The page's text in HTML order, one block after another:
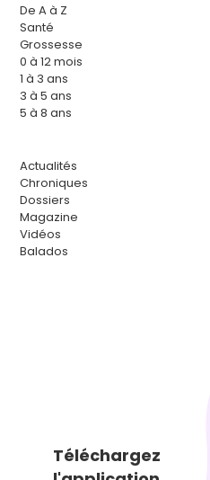
De A à Z
Santé
Grossesse
0 à 12 mois
1 à 3 ans
3 à 5 ans
5 à 8 ans
Actualités
Chroniques
Dossiers
Magazine
Vidéos
Balados
Téléchargez